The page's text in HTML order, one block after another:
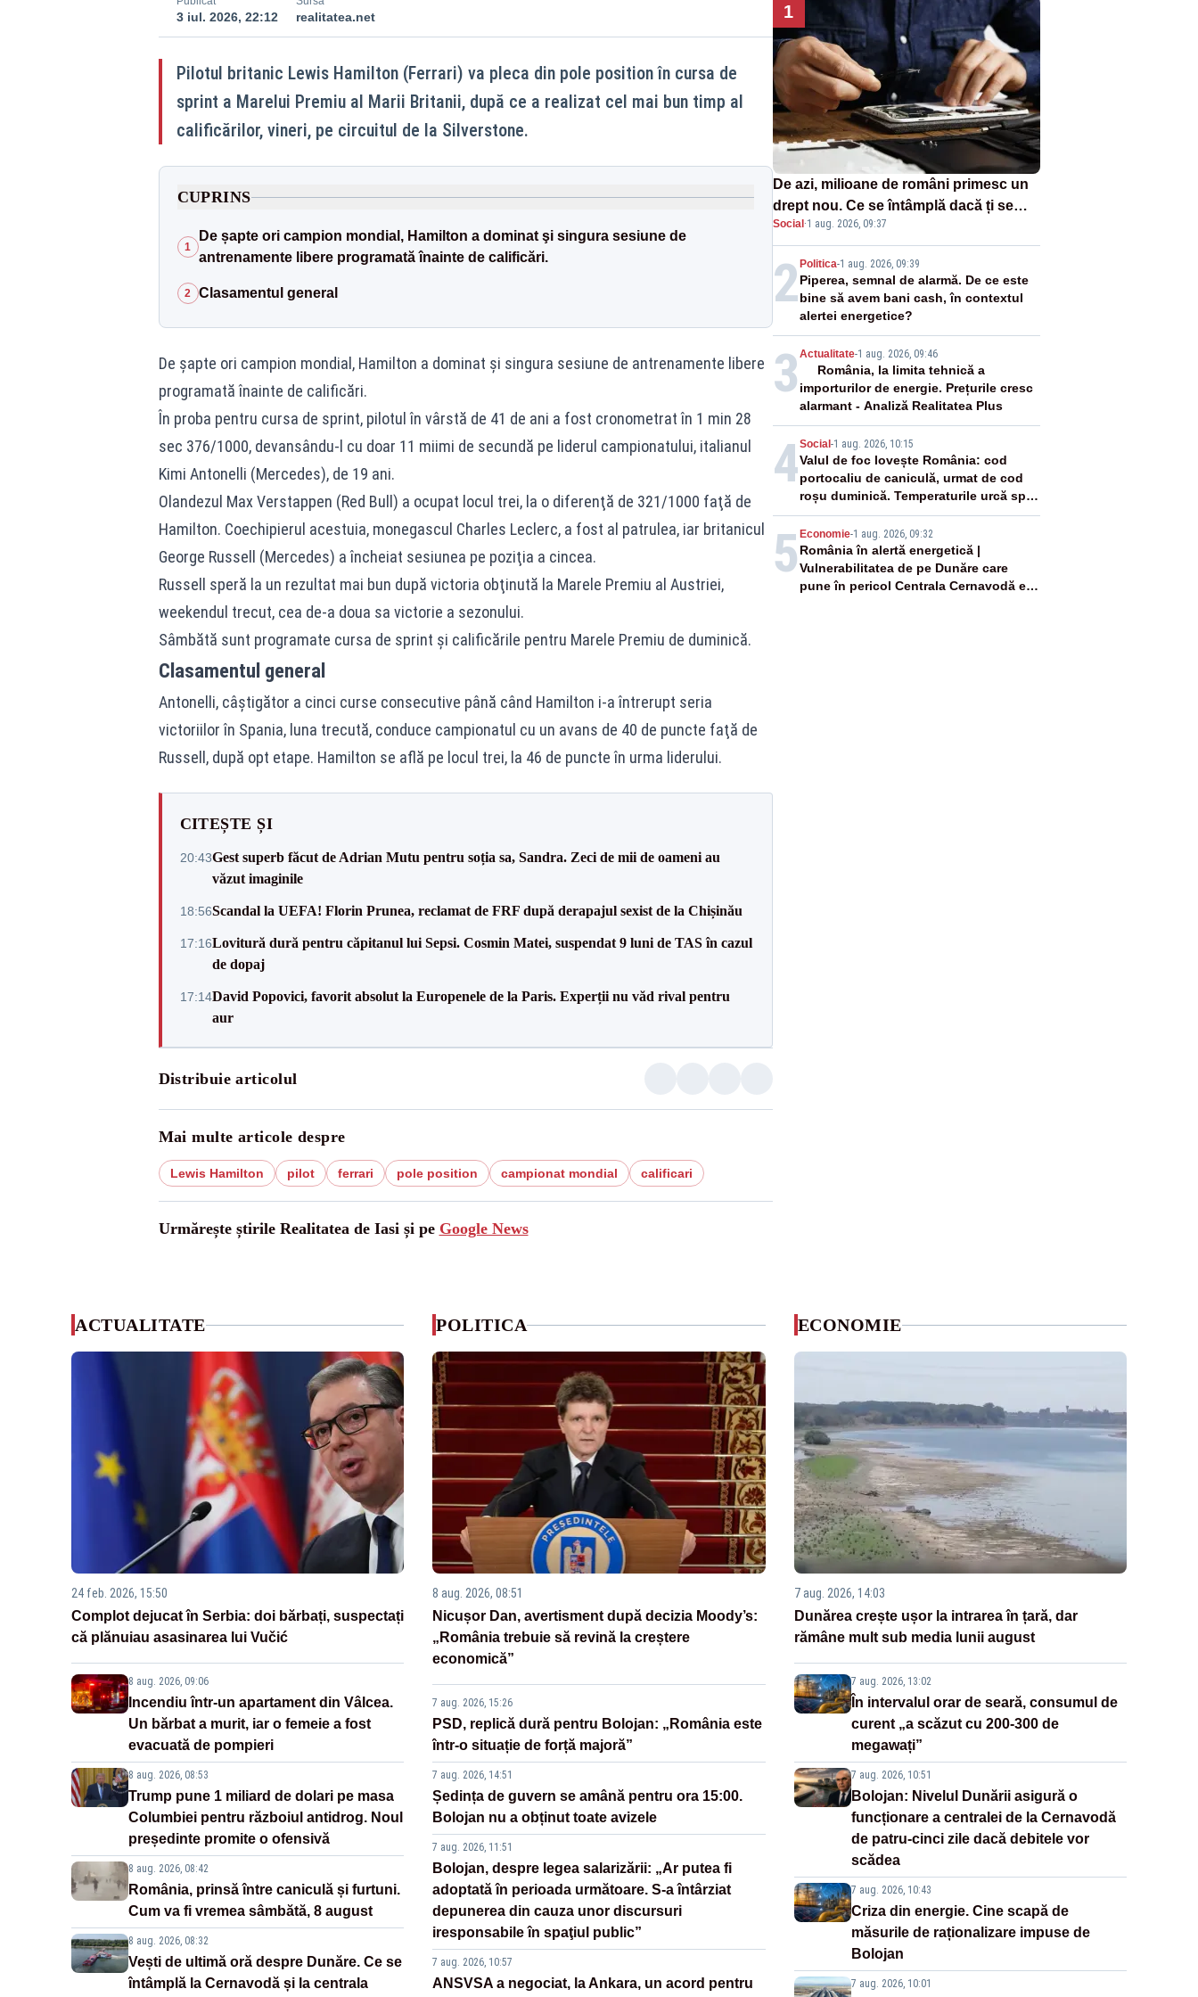
3 iul. 2026, 22:12 realitatea.net
Pilotul britanic Lewis Hamilton (Ferrari) va pleca din pole position în cursa de
sprint a Marelui Premiu al Marii Britanii, după ce a realizat cel mai bun timp al
calificărilor, vineri, pe circuitul de la Silverstone.
CUPRINS
1
De șapte ori campion mondial, Hamilton a dominat şi singura sesiune de
antrenamente libere programată înainte de calificări.
2 Clasamentul general
De șapte ori campion mondial, Hamilton a dominat şi singura sesiune de antrenamente libere
programată înainte de calificări.
În proba pentru cursa de sprint, pilotul în vârstă de 41 de ani a fost cronometrat în 1 min 28
sec 376/1000, devansându-l cu doar 11 miimi de secundă pe liderul campionatului, italianul
Kimi Antonelli (Mercedes), de 19 ani.
Olandezul Max Verstappen (Red Bull) a ocupat locul trei, la o diferenţă de 321/1000 faţă de
Hamilton. Coechipierul acestuia, monegascul Charles Leclerc, a fost al patrulea, iar britanicul
George Russell (Mercedes) a încheiat sesiunea pe poziţia a cincea.
Russell speră la un rezultat mai bun după victoria obţinută la Marele Premiu al Austriei,
weekendul trecut, cea de-a doua sa victorie a sezonului.
Sâmbătă sunt programate cursa de sprint şi calificările pentru Marele Premiu de duminică.
Clasamentul general
Antonelli, câştigător a cinci curse consecutive până când Hamilton i-a întrerupt seria
victoriilor în Spania, luna trecută, conduce campionatul cu un avans de 40 de puncte faţă de
Russell, după opt etape. Hamilton se află pe locul trei, la 46 de puncte în urma liderului.
CITEȘTE ȘI
20:43Gest superb făcut de Adrian Mutu pentru soția sa, Sandra. Zeci de mii de oameni au
văzut imaginile
18:56Scandal la UEFA! Florin Prunea, reclamat de FRF după derapajul sexist de la Chișinău
17:16Lovitură dură pentru căpitanul lui Sepsi. Cosmin Matei, suspendat 9 luni de TAS în cazul
de dopaj
17:14David Popovici, favorit absolut la Europenele de la Paris. Experții nu văd rival pentru
aur
Distribuie articolul
Mai multe articole despre
Lewis Hamilton pilot ferrari pole position campionat mondial calificari
Urmărește știrile Realitatea de Iasi și pe Google News
1
De azi, milioane de români primesc un
drept nou. Ce se întâmplă dacă ți se
strică un produs
Social ·1 aug. 2026, 09:37
2 Politica-1 aug. 2026, 09:39
Piperea, semnal de alarmă. De ce este
bine să avem bani cash, în contextul
alertei energetice?
3 Actualitate-1 aug. 2026, 09:46
România, la limita tehnică a
importurilor de energie. Prețurile cresc
alarmant - Analiză Realitatea Plus
4Social -1 aug. 2026, 10:15
Valul de foc lovește România: cod
portocaliu de caniculă, urmat de cod
roșu duminică. Temperaturile urcă spre
40°C
5 Economie-1 aug. 2026, 09:32
România în alertă energetică |
Vulnerabilitatea de pe Dunăre care
pune în pericol Centrala Cernavodă era
ACTUALITATE
24 feb. 2026, 15:50
Complot dejucat în Serbia: doi bărbați, suspectați
că plănuiau asasinarea lui Vučić
8 aug. 2026, 09:06
Incendiu într-un apartament din Vâlcea.
Un bărbat a murit, iar o femeie a fost
evacuată de pompieri
8 aug. 2026, 08:53
Trump pune 1 miliard de dolari pe masa
Columbiei pentru războiul antidrog. Noul
președinte promite o ofensivă
8 aug. 2026, 08:42
România, prinsă între caniculă și furtuni.
Cum va fi vremea sâmbătă, 8 august
8 aug. 2026, 08:32
Vești de ultimă oră despre Dunăre. Ce se
întâmplă la Cernavodă și la centrala
POLITICA
8 aug. 2026, 08:51
Nicușor Dan, avertisment după decizia Moody’s:
„România trebuie să revină la creștere
economică”
7 aug. 2026, 15:26
PSD, replică dură pentru Bolojan: „România este
într-o situație de forță majoră”
7 aug. 2026, 14:51
Ședința de guvern se amână pentru ora 15:00.
Bolojan nu a obținut toate avizele
7 aug. 2026, 11:51
Bolojan, despre legea salarizării: „Ar putea fi
adoptată în perioada următoare. S-a întârziat
depunerea din cauza unor discursuri
iresponsabile în spaţiul public”
7 aug. 2026, 10:57
ANSVSA a negociat, la Ankara, un acord pentru
ECONOMIE
7 aug. 2026, 14:03
Dunărea crește ușor la intrarea în țară, dar
rămâne mult sub media lunii august
7 aug. 2026, 13:02
În intervalul orar de seară, consumul de
curent „a scăzut cu 200-300 de
megawați”
7 aug. 2026, 10:51
Bolojan: Nivelul Dunării asigură o
funcționare a centralei de la Cernavodă
de patru-cinci zile dacă debitele vor
scădea
7 aug. 2026, 10:43
Criza din energie. Cine scapă de
măsurile de raționalizare impuse de
Bolojan
7 aug. 2026, 10:01